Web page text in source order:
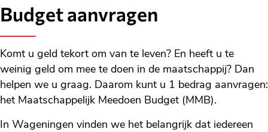
Budget aanvragen
Komt u geld tekort om van te leven? En heeft u te
weinig geld om mee te doen in de maatschappij? Dan
helpen we u graag. Daarom kunt u 1 bedrag aanvragen:
het Maatschappelijk Meedoen Budget (MMB).
In Wageningen vinden we het belangrijk dat iedereen